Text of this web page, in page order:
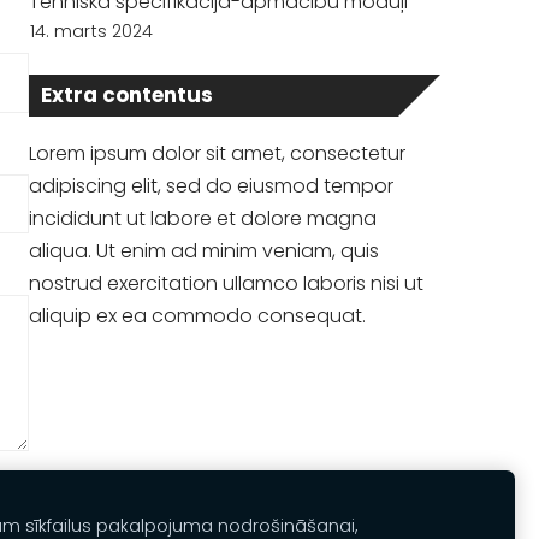
14. marts 2024
Extra contentus
Lorem ipsum dolor sit amet, consectetur
adipiscing elit, sed do eiusmod tempor
incididunt ut labore et dolore magna
aliqua. Ut enim ad minim veniam, quis
nostrud exercitation ullamco laboris nisi ut
aliquip ex ea commodo consequat.
sīkfailus pakalpojuma nodrošināšanai,